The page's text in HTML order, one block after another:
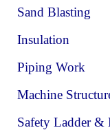
Sand Blasting
Insulation
Piping Work
Machine
Safety Ladder &